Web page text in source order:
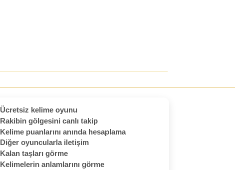
Ücretsiz kelime oyunu
Rakibin gölgesini canlı takip
Kelime puanlarını anında hesaplama
Diğer oyuncularla iletişim
Kalan taşları görme
Kelimelerin anlamlarını görme